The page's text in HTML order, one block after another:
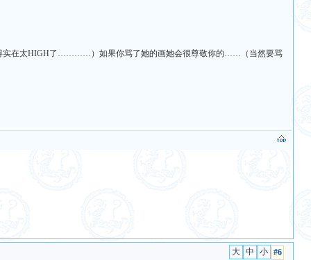
实在太HIGH了…………）如果你骂了她的画她会很尊敬你的……（当然要骂
#6